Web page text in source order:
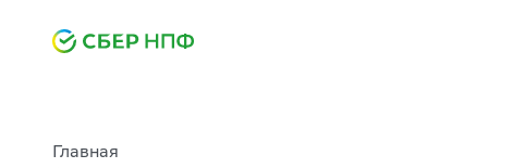
Главная